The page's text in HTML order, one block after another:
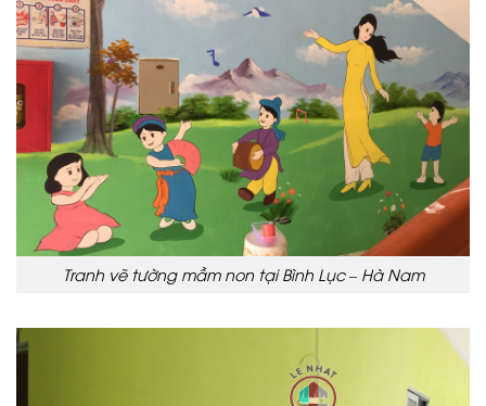
Tranh vẽ tường mầm non tại Bình Lục – Hà Nam